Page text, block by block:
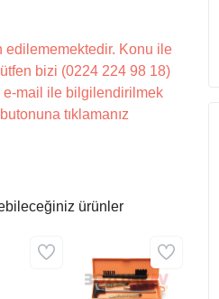
edilememektedir. Konu ile
bizi (0224 224 98 18)
e-mail ile bilgilendirilmek
tıklamanız
ürünler